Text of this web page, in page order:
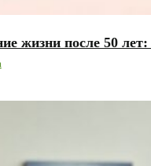
жизни после 50